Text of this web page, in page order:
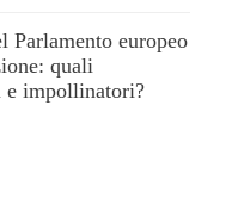
Parlamento europeo
quali
e impollinatori?